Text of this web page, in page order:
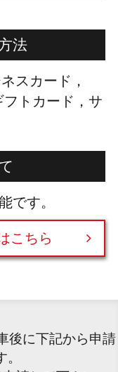
法
スカード，
トカード，サ
です。
こちら
後に下記から申請